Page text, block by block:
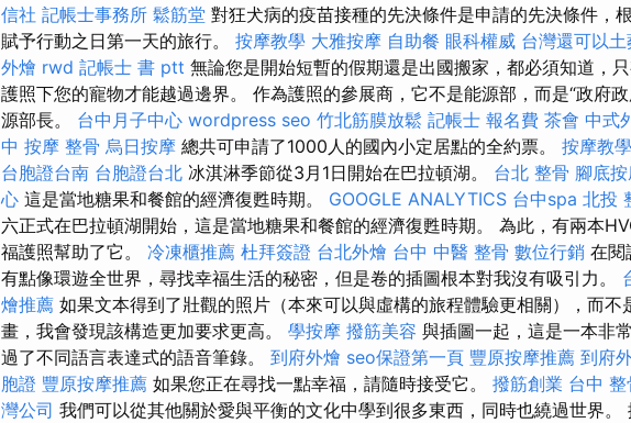
信社 記帳士事務所 鬆筋堂 對狂犬病的疫苗接種的先決條件是申請的先決條件，
賦予行動之日第一天的旅行。 按摩教學 大雅按摩 自助餐 眼科權威 台灣還可以
外燴 rwd 記帳士 書 ptt 無論您是開始短暫的假期還是出國搬家，都必須知道，
護照下您的寵物才能越過邊界。 作為護照的參展商，它不是能源部，而是“政府
源部長。 台中月子中心 wordpress seo 竹北筋膜放鬆 記帳士 報名費 茶會 中式
中 按摩 整骨 烏日按摩 總共可申請了1000人的國內小定居點的全約票。 按摩教學
台胞證台南 台胞證台北 冰淇淋季節從3月1日開始在巴拉頓湖。 台北 整骨 腳底
心 這是當地糖果和餐館的經濟復甦時期。 GOOGLE ANALYTICS 台中spa 北投
六正式在巴拉頓湖開始，這是當地糖果和餐館的經濟復甦時期。 為此，有兩本
福護照幫助了它。 冷凍櫃推薦 杜拜簽證 台北外燴 台中 中醫 整骨 數位行銷 在閱
有點像環遊全世界，尋找幸福生活的秘密，但是卷的插圖根本對我沒有吸引力。
燴推薦 如果文本得到了壯觀的照片（本來可以與虛構的旅程體驗更相關），而不
畫，我會發現該構造更加要求更高。 學按摩 撥筋美容 與插圖一起，這是一本非
過了不同語言表達式的語音筆錄。 到府外燴 seo保證第一頁 豐原按摩推薦 到府
胞證 豐原按摩推薦 如果您正在尋找一點幸福，請隨時接受它。 撥筋創業 台中 整
灣公司 我們可以從其他關於愛與平衡的文化中學到很多東西，同時也繞過世界。